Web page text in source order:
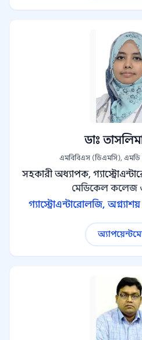
ডাঃ
এমবিবিএস (ডিএমসি), এমডি
সহকারী অধ্যাপক,
মেডিকেল কলেজ
গ্যাস্ট্রোএন্টারোলজি,